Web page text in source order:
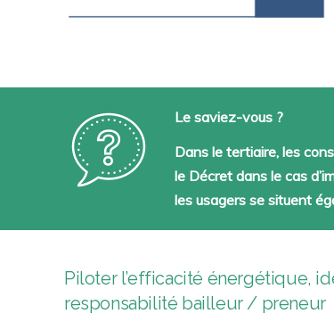
Le saviez-vous ?
Dans le tertiaire, les
le Décret dans le cas
les usagers se situent
Piloter l’efficacité énergétique,
responsabilité bailleur / preneur